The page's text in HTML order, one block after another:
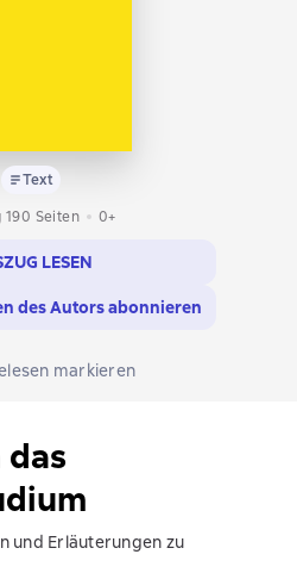
Text
190 Seiten
0+
LESEN
des Autors abonnieren
markieren
und Erläuterungen zu